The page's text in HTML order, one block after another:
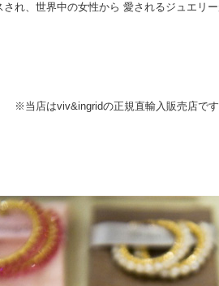
れ、世界中の女性から 愛されるジュエリ
※当店はviv&ingridの正規直輸入販売店で